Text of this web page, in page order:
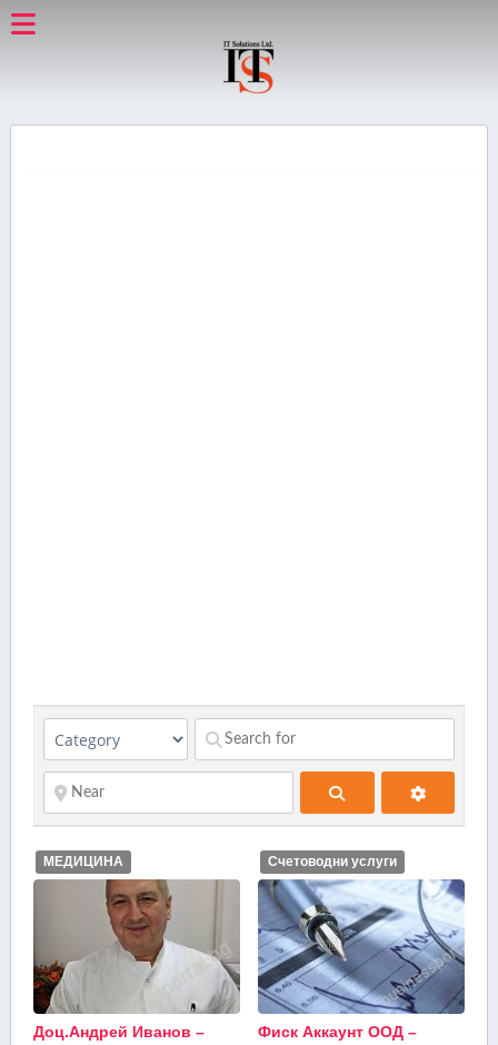
МЕДИЦИНА
Доц.Андрей Иванов –
Счетоводни услуги
Фиск Аккаунт ООД –